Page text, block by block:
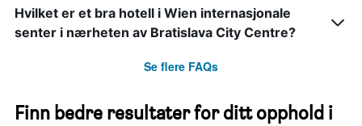
Hvilket er et bra hotell i Wien internasjonale
senter i nærheten av Bratislava City Centre?
Se flere FAQs
Finn bedre resultater for ditt opphold i